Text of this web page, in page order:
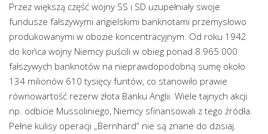
Przez większą część wojny SS i SD uzupełniały swoje
fundusze fałszywymi angielskimi banknotami przemysłowo
produkowanymi w obozie koncentracyjnym. Od roku 1942
do końca wojny Niemcy puścili w obieg ponad 8 965 000
fałszywych banknotów na nieprawdopodobną sumę około
134 milionów 610 tysięcy funtów, co stanowiło prawie
równowartość rezerw złota Banku Anglii. Wiele tajnych akcji
np. odbicie Mussoliniego, Niemcy sfinansowali z tego źródła.
Pełne kulisy operacji „Bernhard” nie są znane do dzisiaj.